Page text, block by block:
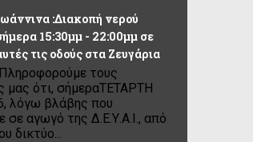
:Διακοπή νερού
15:30μμ - 22:00μμ σε
τις οδούς στα Ζευγάρια
Πληροφορούμε τους
μας ότι, σήμεραΤΕΤΑΡΤΗ
λόγω βλάβης που
σε αγωγό της Δ.Ε.Υ.Α.Ι., από
δικτύο...